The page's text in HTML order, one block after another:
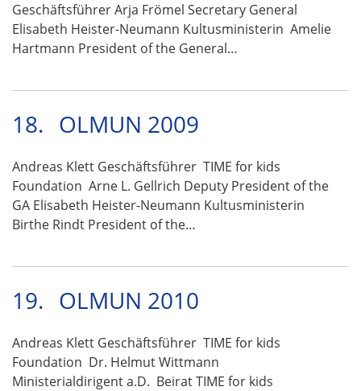
Geschäftsführer Arja Frömel Secretary General
Elisabeth Heister-Neumann Kultusministerin Amelie
Hartmann President of the General…
18. OLMUN 2009
Andreas Klett Geschäftsführer TIME for kids
Foundation Arne L. Gellrich Deputy President of the
GA Elisabeth Heister-Neumann Kultusministerin
Birthe Rindt President of the…
19. OLMUN 2010
Andreas Klett Geschäftsführer TIME for kids
Foundation Dr. Helmut Wittmann
Ministerialdirigent a.D. Beirat TIME for kids